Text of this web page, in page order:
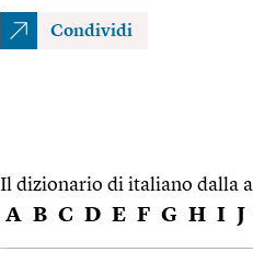
Condividi
Il dizionario di italiano dalla
A B C D E F G H I J